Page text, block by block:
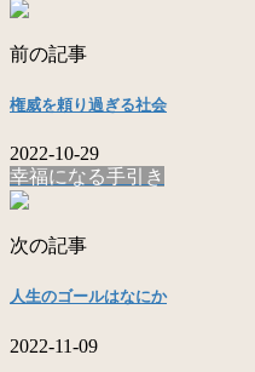
前の記事
権威を頼り過ぎる社会
2022-10-29
幸福になる手引き
次の記事
人生のゴールはなにか
2022-11-09